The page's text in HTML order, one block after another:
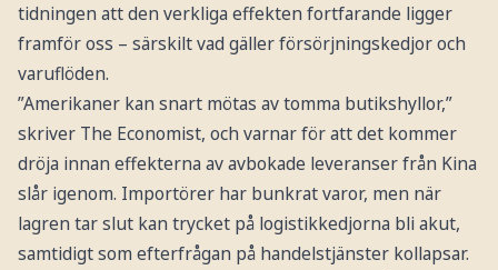
tidningen att den verkliga effekten fortfarande ligger
framför oss – särskilt vad gäller försörjningskedjor och
varuflöden.
”Amerikaner kan snart mötas av tomma butikshyllor,”
skriver The Economist, och varnar för att det kommer
dröja innan effekterna av avbokade leveranser från Kina
slår igenom. Importörer har bunkrat varor, men när
lagren tar slut kan trycket på logistikkedjorna bli akut,
samtidigt som efterfrågan på handelstjänster kollapsar.